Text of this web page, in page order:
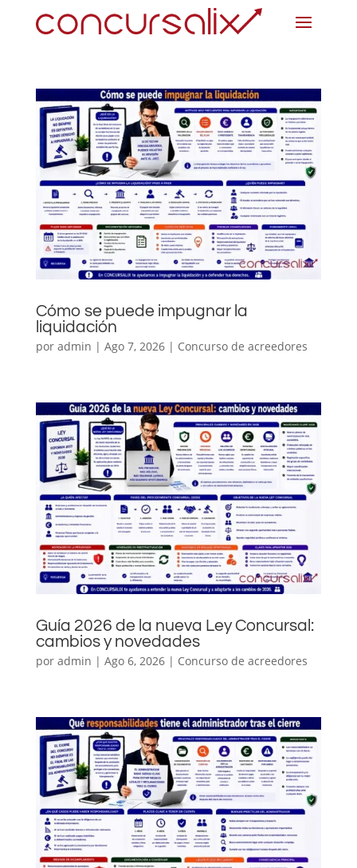
Cómo se puede impugnar la
liquidación
por admin | Ago 7, 2026| Concurso de acreedores
Guía 2026 de la nueva Ley Concursal:
cambios y novedades
por admin | Ago 6, 2026| Concurso de acreedores